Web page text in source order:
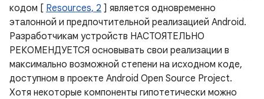
кодом [ Resources, 2 ] является одновременно
эталонной и предпочтительной реализацией Android.
Разработчикам устройств НАСТОЯТЕЛЬНО
РЕКОМЕНДУЕТСЯ основывать свои реализации в
максимально возможной степени на исходном коде,
доступном в проекте Android Open Source Project.
Хотя некоторые компоненты гипотетически можно